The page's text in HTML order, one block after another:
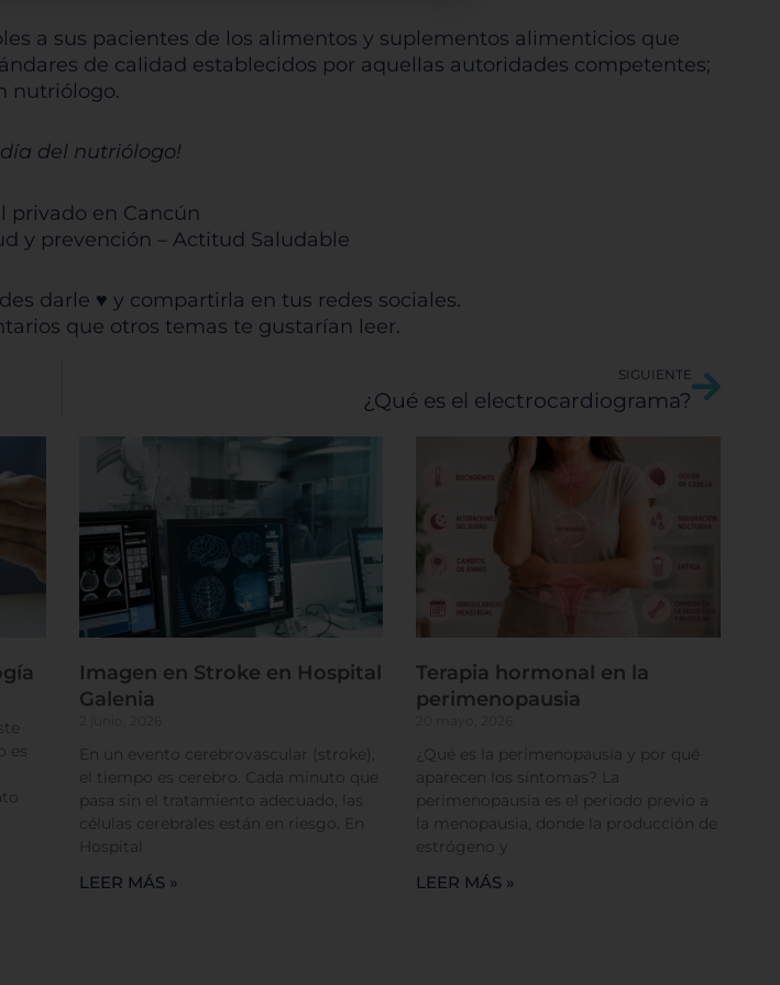
a sus pacientes de los alimentos y suplementos alimenticios que
de calidad establecidos por aquellas autoridades competentes;
nutriólogo.
del nutriólogo!
privado en Cancún
y prevención – Actitud Saludable
darle ♥ y compartirla en tus redes sociales.
que otros temas te gustarían leer.
SIGUIENTE
¿Qué es el electrocardiograma?
es
Imagen en Stroke en Hospital
Galenia
En un evento cerebrovascular (stroke),
el tiempo es cerebro. Cada minuto que
pasa sin el tratamiento adecuado, las
células cerebrales están en riesgo. En
Hospital
LEER MÁS »
Terapia hormonal en la
perimenopausia
¿Qué es la perimenopausia y por qué
aparecen los síntomas? La
perimenopausia es el periodo previo a
la menopausia, donde la producción de
estrógeno y
LEER MÁS »
para saber más y cambiar nuestras
Sin embargo, el bloqueo de algunos
experiencia en el sitio y los servicios
de cookies
Confirmar mis preferencias